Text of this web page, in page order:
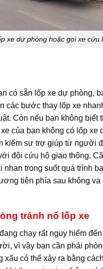
xe dự phòng hoặc gọi xe cứu
có sẵn lốp xe dự phòng,
các bước thay lốp xe
Còn nếu bạn không biết
của bạn không có lốp xe
kiếm sự trợ giúp từ người
đội cứu hộ giao thông.
nhan trong suốt quá trình
tiện phía sau không va
tránh nổ lốp xe
chạy rất nguy hiểm
vì vậy bạn cần phải
xấu có thể xảy ra bằng